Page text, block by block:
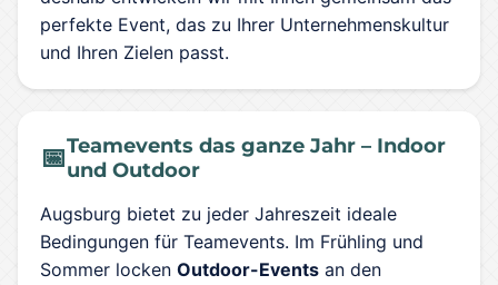
perfekte Event, das zu Ihrer Unternehmenskultur
und Ihren Zielen passt.
📅Teamevents das ganze Jahr – Indoor
und Outdoor
Augsburg bietet zu jeder Jahreszeit ideale
Bedingungen für Teamevents. Im Frühling und
Sommer locken Outdoor-Events an den